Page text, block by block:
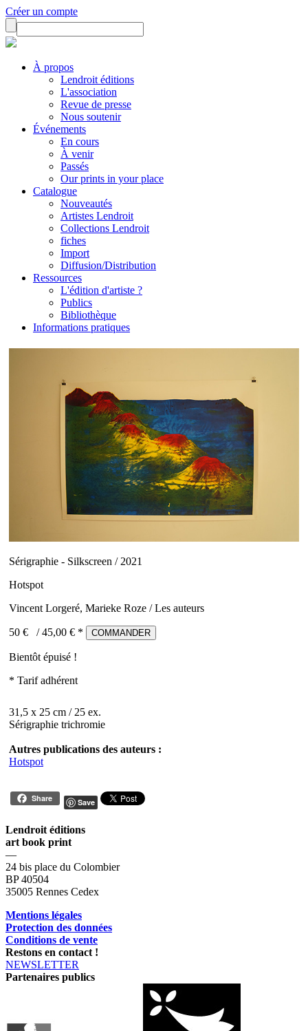
Créer un compte
À propos
Lendroit éditions
L'association
Revue de presse
Nous soutenir
Événements
En cours
À venir
Passés
Our prints in your place
Catalogue
Nouveautés
Artistes Lendroit
Collections Lendroit
fiches
Import
Diffusion/Distribution
Ressources
L'édition d'artiste ?
Publics
Bibliothèque
Informations pratiques
Sérigraphie - Silkscreen / 2021
Hotspot
Vincent Lorgeré, Marieke Roze / Les auteurs
50 € /45,00 € * COMMANDER
Bientôt épuisé !
* Tarif adhérent
31,5 x 25 cm / 25 ex.
Sérigraphie trichromie
Autres publications des auteurs :
Hotspot
Share Save
Lendroit éditions
art book print
—
24 bis place du Colombier
BP 40504
35005 Rennes Cedex
Mentions légales
Protection des données
Conditions de vente
Restons en contact !
NEWSLETTER
Partenaires publics